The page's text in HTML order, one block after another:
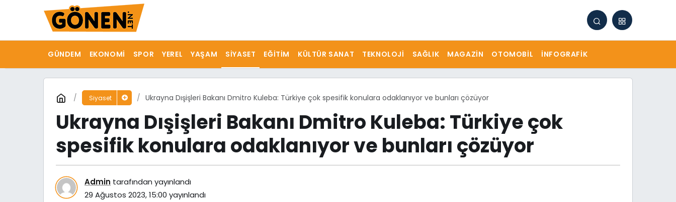
GÜNDEM EKONOMI SPOR YEREL YAŞAM SIYASET EĞITIM KÜLTÜR SANAT TEKNOLOJI SAĞLIK MAGAZIN OTOMOBIL İNFOGRAFIK
Siyaset Ukrayna Dışişleri Bakanı Dmitro Kuleba: Türkiye çok spesifik konulara odaklanıyor ve bunları çözüyor
Ukrayna Dışişleri Bakanı Dmitro Kuleba: Türkiye çok
spesifik konulara odaklanıyor ve bunları çözüyor
Admin tarafından yayınlandı
29 Ağustos 2023, 15:00 yayınlandı